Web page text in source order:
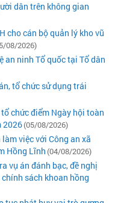
dân trên không gian
cho cán bộ quản lý kho vũ
08/2026)
an ninh Tổ quốc tại Tổ dân
tổ chức sử dụng trái
chức điểm Ngày hội toàn
2026(05/08/2026)
việc với Công an xã
Hồng Lĩnh (04/08/2026)
vụ án đánh bạc, đề nghị
sách khoan hồng